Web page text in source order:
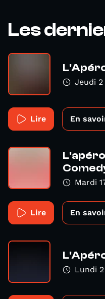
Les
Jeudi
Lire En
Mardi
Lire En
Lundi